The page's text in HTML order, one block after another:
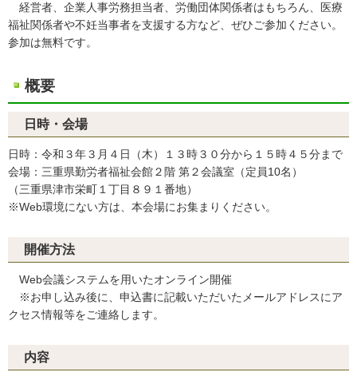
経営者、企業人事労務担当者、労働団体関係者はもちろん、医療
福祉関係者や不妊当事者を支援する方など、ぜひご参加ください。
参加は無料です。
概要
日時・会場
日時：令和３年３月４日（木）１３時３０分から１５時４５分まで
会場：三重県勤労者福祉会館２階 第２会議室（定員10名）
（三重県津市栄町１丁目８９１番地）
※Web環境にない方は、本会場にお集まりください。
開催方法
Web会議システムを用いたオンライン開催
※お申し込み後に、申込書に記載いただいたメールアドレスにア
クセス情報等をご連絡します。
内容